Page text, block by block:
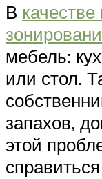
В
мебель:
или стол.
запахов,
этой